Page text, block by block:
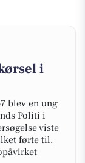
i
blev en ung
Politi i
viste
førte til,